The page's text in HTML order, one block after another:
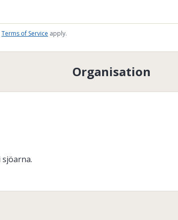
Terms of Service apply.
Organisation